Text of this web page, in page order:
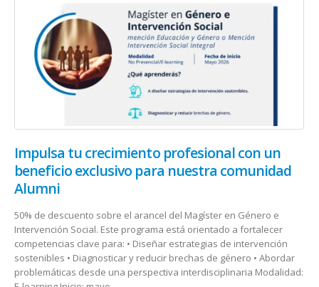
Impulsa tu crecimiento profesional con un
beneficio exclusivo para nuestra comunidad
Alumni
50% de descuento sobre el arancel del Magíster en Género e
Intervención Social. Este programa está orientado a fortalecer
competencias clave para: • Diseñar estrategias de intervención
sostenibles • Diagnosticar y reducir brechas de género • Abordar
problemáticas desde una perspectiva interdisciplinaria Modalidad: